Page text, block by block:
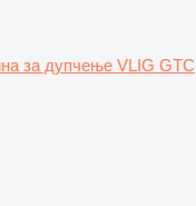
за дупчење VLIG GTC